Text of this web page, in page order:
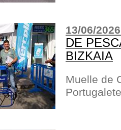
13/06/
DE
BIZKAIA
Muelle de
Portugalete